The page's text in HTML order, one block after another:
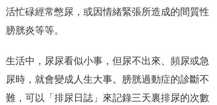
活忙碌經常憋尿，或因情緒緊張所造成的間質性
膀胱炎等等。
生活中，尿尿看似小事，但尿不出來、頻尿或急
尿時，就會變成人生大事。膀胱過動症的診斷不
難，可以「排尿日誌」來記錄三天裏排尿的次數